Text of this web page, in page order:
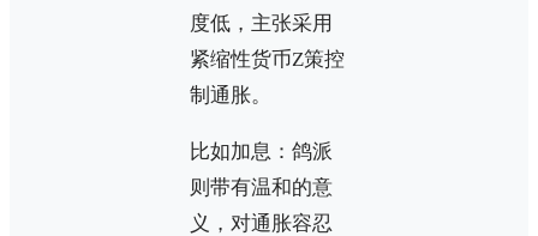
度低，主张采用
紧缩性货币Z策控
制通胀。
比如加息：鸽派
则带有温和的意
义，对通胀容忍